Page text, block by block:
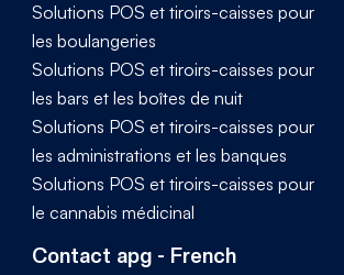
Solutions POS et tiroirs-caisses pour
les boulangeries
Solutions POS et tiroirs-caisses pour
les bars et les boîtes de nuit
Solutions POS et tiroirs-caisses pour
les administrations et les banques
Solutions POS et tiroirs-caisses pour
le cannabis médicinal
Contact apg - French